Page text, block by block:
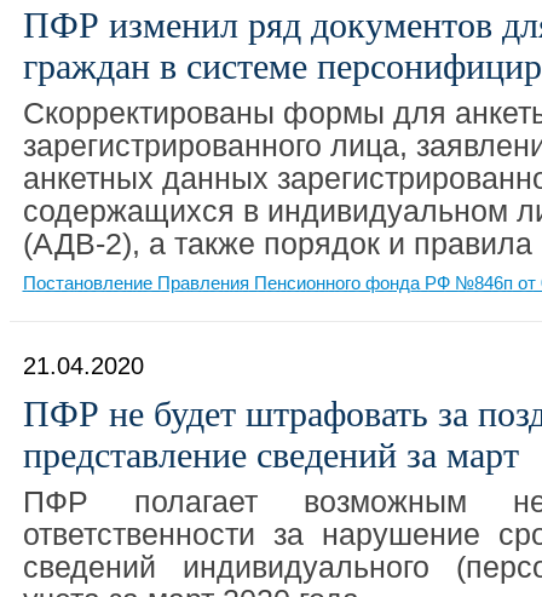
ПФР изменил ряд документов
граждан в системе
Скорректированы формы для
зарегистрированного лица,
анкетных данных
содержащихся в индивидуальном
(АДВ-2), а также порядок и правила
Постановление Правления Пенсионного фонда РФ №846п от
21.04.2020
ПФР не будет штрафовать за
представление сведений за март
ПФР полагает возможным
ответственности за нарушение
сведений индивидуального